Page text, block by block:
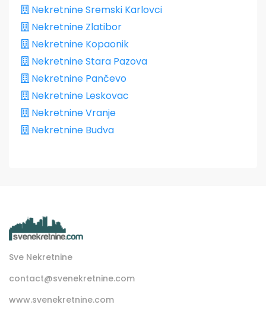
Nekretnine Sremski Karlovci
Nekretnine Zlatibor
Nekretnine Kopaonik
Nekretnine Stara Pazova
Nekretnine Pančevo
Nekretnine Leskovac
Nekretnine Vranje
Nekretnine Budva
Sve Nekretnine
contact@svenekretnine.com
www.svenekretnine.com